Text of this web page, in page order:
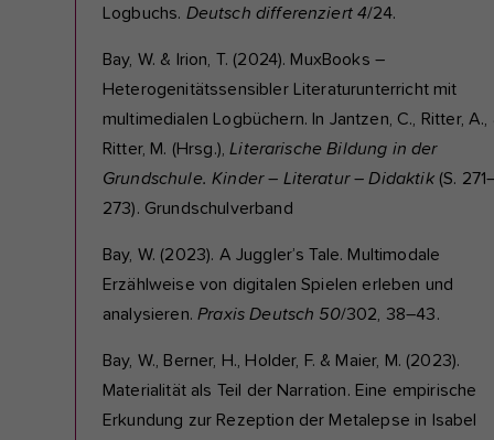
Logbuchs. Deutsch differenziert 4/24.
Bay, W. & Irion, T. (2024). MuxBooks –
Heterogenitätssensibler Literaturunterricht mit
multimedialen Logbüchern. In Jantzen, C., Ritter, A.,
Ritter, M. (Hrsg.),Literarische Bildung in der
Grundschule. Kinder – Literatur – Didaktik (S.
273). Grundschulverband
Bay, W. (2023). A Juggler’s Tale. Multimodale
Erzählweise von digitalen Spielen erleben und
analysieren.Praxis Deutsch 50/302, 38–43.
Bay, W., Berner, H., Holder, F. & Maier, M. (2023).
Materialität als Teil der Narration. Eine empirische
Erkundung zur Rezeption der Metalepse in Isabel